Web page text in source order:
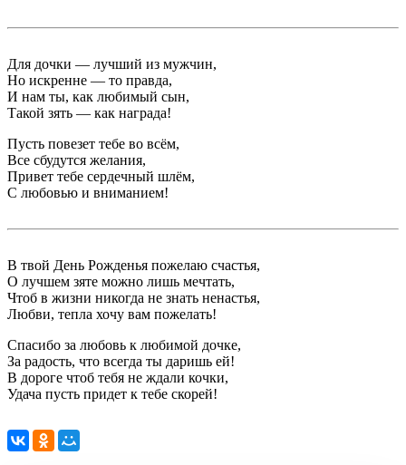
Для дочки — лучший из мужчин,
Но искренне — то правда,
И нам ты, как любимый сын,
Такой зять — как награда!
Пусть повезет тебе во всём,
Все сбудутся желания,
Привет тебе сердечный шлём,
С любовью и вниманием!
В твой День Рожденья пожелаю счастья,
О лучшем зяте можно лишь мечтать,
Чтоб в жизни никогда не знать ненастья,
Любви, тепла хочу вам пожелать!
Спасибо за любовь к любимой дочке,
За радость, что всегда ты даришь ей!
В дороге чтоб тебя не ждали кочки,
Удача пусть придет к тебе скорей!